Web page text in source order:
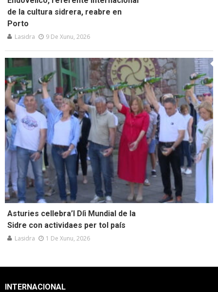
de la cultura sidrera, reabre en
Porto
Lasidra 9 De Xunu, 2026
Asturies cellebra’l Díi Mundial de la
Sidre con actividaes per tol país
Lasidra 1 De Xunu, 2026
INTERNACIONAL